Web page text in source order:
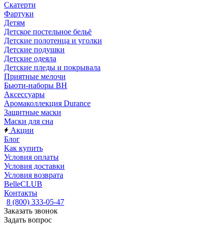
Скатерти
Фартуки
Детям
Детское постельное бельё
Детские полотенца и уголки
Детские подушки
Детские одеяла
Детские пледы и покрывала
Приятные мелочи
Бьюти-наборы ВН
Аксессуары
Аромаколлекция Durance
Защитные маски
Маски для сна
Акции
Блог
Как купить
Условия оплаты
Условия доставки
Условия возврата
BelleCLUB
Контакты
8 (800) 333-05-47
Заказать звонок
Задать вопрос